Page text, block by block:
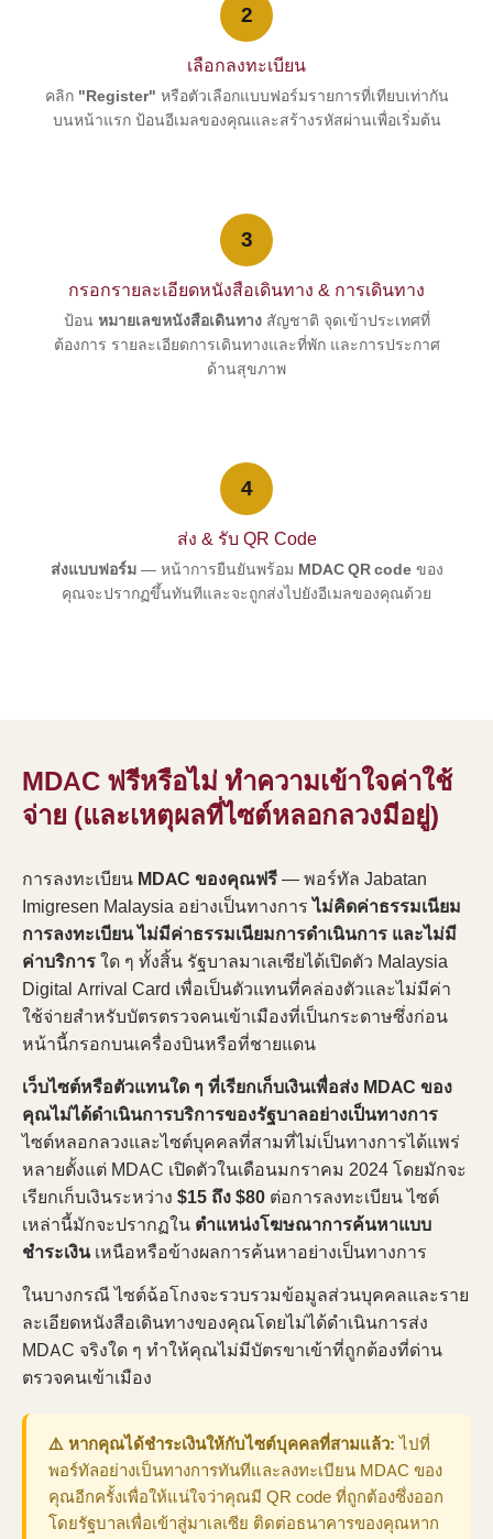
2
เลือกลงทะเบียน
คลิก "Register" หรือตัวเลือกแบบฟอร์มรายการที่เทียบเท่ากัน
บนหน้าแรก ป้อนอีเมลของคุณและสร้างรหัสผ่านเพื่อเริ่มต้น
3
กรอกรายละเอียดหนังสือเดินทาง & การเดินทาง
ป้อน หมายเลขหนังสือเดินทางสัญชาติ จุดเข้าประเทศที่
ต้องการ รายละเอียดการเดินทางและที่พัก และการประกาศ
ด้านสุขภาพ
4
ส่ง & รับ QR Code
ส่งแบบฟอร์ม— หน้าการยืนยันพร้อม MDAC QR codeของ
คุณจะปรากฏขึ้นทันทีและจะถูกส่งไปยังอีเมลของคุณด้วย
MDAC ฟรีหรือไม่ ทำความเข้าใจค่าใช้
จ่าย (และเหตุผลที่ไซต์หลอกลวงมีอยู่)
การลงทะเบียน MDAC ของคุณฟรี— พอร์ทัล Jabatan
Imigresen Malaysia อย่างเป็นทางการไม่คิดค่าธรรมเนียม
การลงทะเบียน ไม่มีค่าธรรมเนียมการดำเนินการ และไม่มี
ค่าบริการใด ๆ ทั้งสิ้น รัฐบาลมาเลเซียได้เปิดตัว Malaysia
Digital Arrival Card เพื่อเป็นตัวแทนที่คล่องตัวและไม่มีค่า
ใช้จ่ายสำหรับบัตรตรวจคนเข้าเมืองที่เป็นกระดาษซึ่งก่อน
หน้านี้กรอกบนเครื่องบินหรือที่ชายแดน
เว็บไซต์หรือตัวแทนใด ๆ ที่เรียกเก็บเงินเพื่อส่ง MDAC ของ
คุณไม่ได้ดำเนินการบริการของรัฐบาลอย่างเป็นทางการ
ไซต์หลอกลวงและไซต์บุคคลที่สามที่ไม่เป็นทางการได้แพร่
หลายตั้งแต่ MDAC เปิดตัวในเดือนมกราคม 2024 โดยมักจะ
เรียกเก็บเงินระหว่าง $15 ถึง $80 ต่อการลงทะเบียน ไซต์
เหล่านี้มักจะปรากฏใน ตำแหน่งโฆษณาการค้นหาแบบ
ชำระเงินเหนือหรือข้างผลการค้นหาอย่างเป็นทางการ
ในบางกรณี ไซต์ฉ้อโกงจะรวบรวมข้อมูลส่วนบุคคลและราย
ละเอียดหนังสือเดินทางของคุณโดยไม่ได้ดำเนินการส่ง
MDAC จริงใด ๆ ทำให้คุณไม่มีบัตรขาเข้าที่ถูกต้องที่ด่าน
ตรวจคนเข้าเมือง
⚠️ หากคุณได้ชำระเงินให้กับไซต์บุคคลที่สามแล้ว: ไปที่
พอร์ทัลอย่างเป็นทางการทันทีและลงทะเบียน MDAC ของ
คุณอีกครั้งเพื่อให้แน่ใจว่าคุณมี QR code ที่ถูกต้องซึ่งออก
โดยรัฐบาลเพื่อเข้าสู่มาเลเซีย ติดต่อธนาคารของคุณหาก